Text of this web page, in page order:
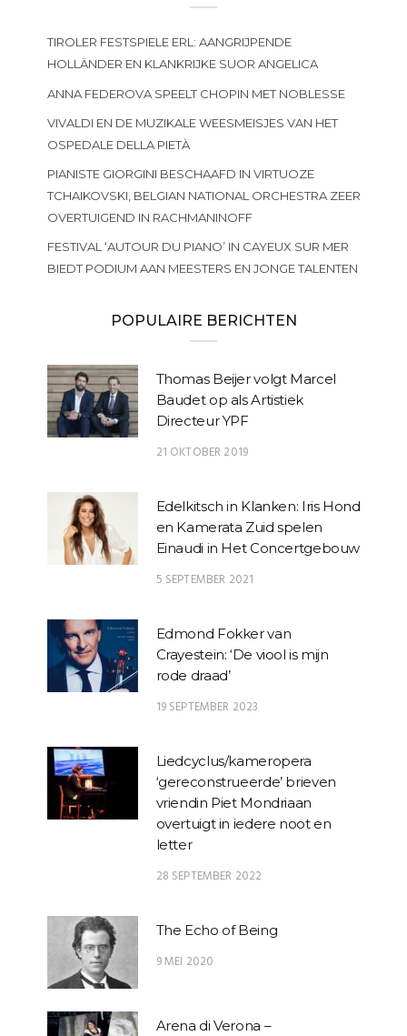
TIROLER FESTSPIELE ERL: AANGRIJPENDE
HOLLÄNDER EN KLANKRIJKE SUOR ANGELICA
ANNA FEDEROVA SPEELT CHOPIN MET NOBLESSE
VIVALDI EN DE MUZIKALE WEESMEISJES VAN HET
OSPEDALE DELLA PIETÀ
PIANISTE GIORGINI BESCHAAFD IN VIRTUOZE
TCHAIKOVSKI, BELGIAN NATIONAL ORCHESTRA ZEER
OVERTUIGEND IN RACHMANINOFF
FESTIVAL ‘AUTOUR DU PIANO’ IN CAYEUX SUR MER
BIEDT PODIUM AAN MEESTERS EN JONGE TALENTEN
POPULAIRE BERICHTEN
Thomas Beijer volgt Marcel
Baudet op als Artistiek
Directeur YPF
21 OKTOBER 2019
Edelkitsch in Klanken: Iris Hond
en Kamerata Zuid spelen
Einaudi in Het Concertgebouw
5 SEPTEMBER 2021
Edmond Fokker van
Crayestein: ‘De viool is mijn
rode draad’
19 SEPTEMBER 2023
Liedcyclus/kameropera
‘gereconstrueerde’ brieven
vriendin Piet Mondriaan
overtuigt in iedere noot en
letter
28 SEPTEMBER 2022
The Echo of Being
9 MEI 2020
Arena di Verona –